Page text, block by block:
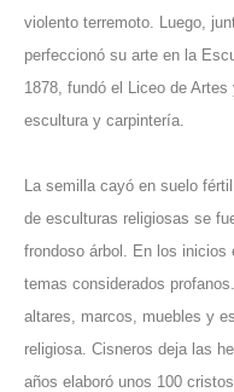
violento terremoto. Luego,
perfeccionó su arte en la
1878, fundó el Liceo de
escultura y carpintería.
La semilla cayó en suelo
de esculturas religiosas se
frondoso árbol. En los inicios
temas considerados
altares, marcos, muebles y
religiosa. Cisneros deja las
años elaboró unos 100